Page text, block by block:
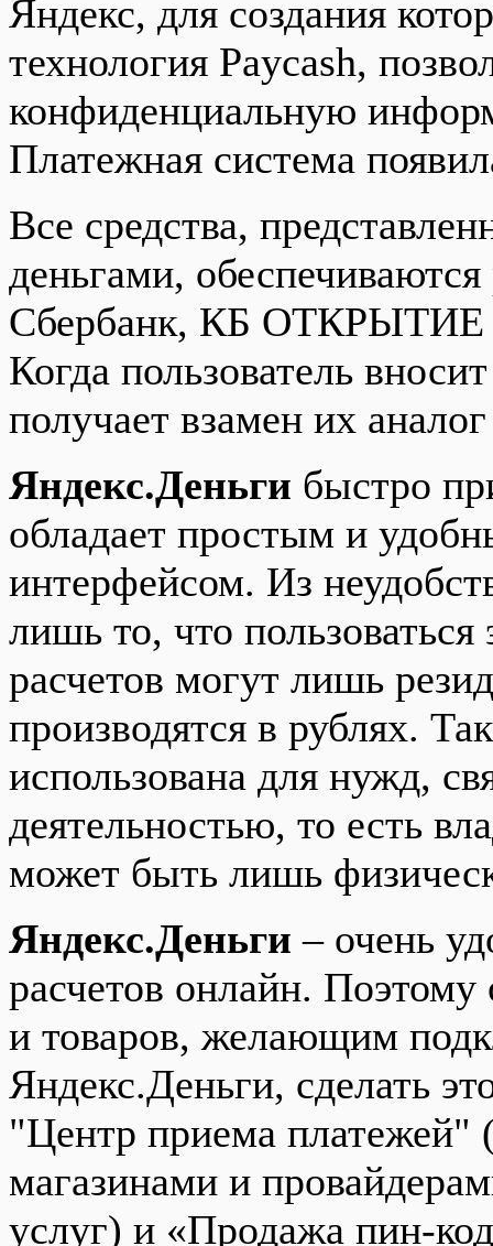
Яндекс, для создания
технология Paycash,
конфиденциальную
Платежная система
Все средства,
деньгами,
Сбербанк, КБ ОТКРЫТИЕ
Когда пользователь
получает взамен их
Яндекс.Деньги быстро
обладает простым и
интерфейсом. Из
лишь то, что
расчетов могут лишь
производятся в рублях.
использована для нужд,
деятельностью, то есть
может быть лишь
Яндекс.Деньги – очень
расчетов онлайн. Поэтому
и товаров, желающим
Яндекс.Деньги, сделать
"Центр приема платежей"
магазинами и
услуг) и «Продажа пин-